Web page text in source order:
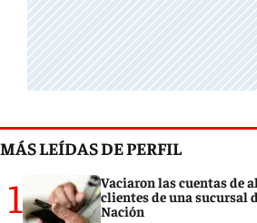
MÁS LEÍDAS DE PERFIL
1
Vaciaron las cuentas de
clientes de una sucursal
Nación